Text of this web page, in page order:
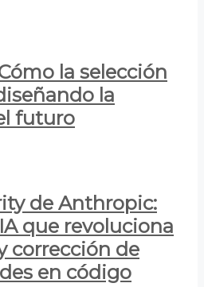
la selección
la
futuro
de Anthropic:
que revoluciona
corrección de
en código